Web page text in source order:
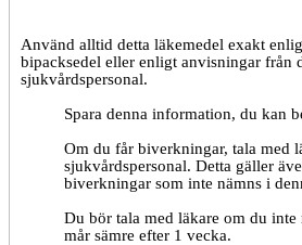
Använd alltid detta läkemedel exakt
bipacksedel eller enligt anvisningar från
sjukvårdspersonal.
Spara denna information, du kan
Om du får biverkningar, tala med
sjukvårdspersonal. Detta gäller
biverkningar som inte nämns i
Du bör tala med läkare om du inte
mår sämre efter 1 vecka.